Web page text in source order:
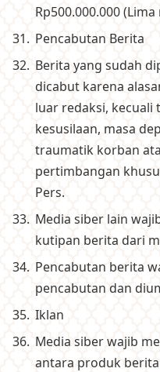
Rp500.000.000
Pencabutan Berita
Berita yang sudah
dicabut karena
luar redaksi, kecuali
kesusilaan, masa
traumatik korban
pertimbangan
Pers.
Media siber lain
kutipan berita dari
Pencabutan berita
pencabutan dan
Iklan
Media siber wajib
antara produk